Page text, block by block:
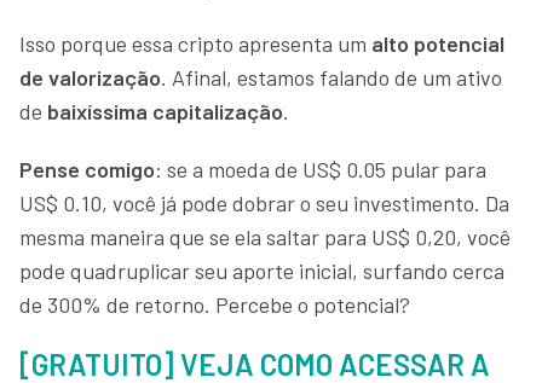
Isso porque essa cripto apresenta um alto potencial
de valorização. Afinal, estamos falando de um ativo
de baixíssima capitalização.
Pense comigo: se a moeda de US$ 0.05 pular para
US$ 0.10, você já pode dobrar o seu investimento. Da
mesma maneira que se ela saltar para US$ 0,20, você
pode quadruplicar seu aporte inicial, surfando cerca
de 300% de retorno. Percebe o potencial?
[GRATUITO] VEJA COMO ACESSAR A